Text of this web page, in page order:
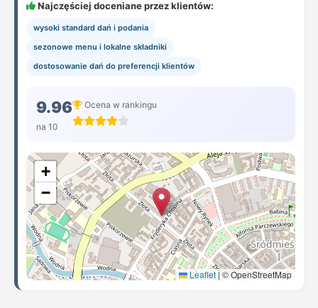
Najczęściej doceniane przez klientów:
wysoki standard dań i podania
sezonowe menu i lokalne składniki
dostosowanie dań do preferencji klientów
9.96
na 10
Ocena w rankingu
+
−
Leaflet|© OpenStreetMap